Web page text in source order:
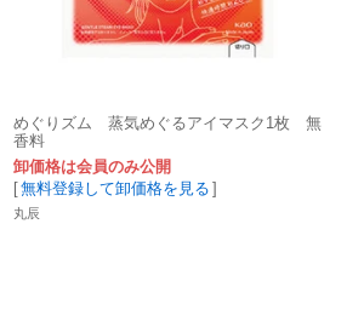
めぐりズム 蒸気めぐるアイマスク1枚 無
香料
卸価格は会員のみ公開
[無料登録して卸価格を見る ]
丸辰